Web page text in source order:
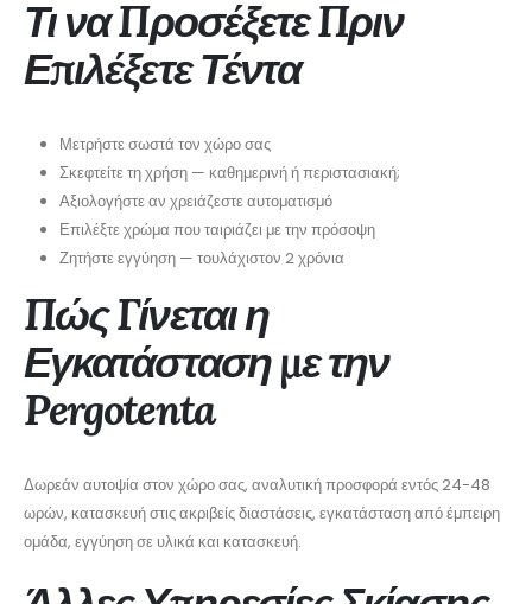
Τι να Προσέξετε Πριν
Επιλέξετε Τέντα
Μετρήστε σωστά τον χώρο σας
Σκεφτείτε τη χρήση — καθημερινή ή περιστασιακή;
Αξιολογήστε αν χρειάζεστε αυτοματισμό
Επιλέξτε χρώμα που ταιριάζει με την πρόσοψη
Ζητήστε εγγύηση — τουλάχιστον 2 χρόνια
Πώς Γίνεται η
Εγκατάσταση με την
Pergotenta
Δωρεάν αυτοψία στον χώρο σας, αναλυτική προσφορά εντός 24-48
ωρών, κατασκευή στις ακριβείς διαστάσεις, εγκατάσταση από έμπειρη
ομάδα, εγγύηση σε υλικά και κατασκευή.